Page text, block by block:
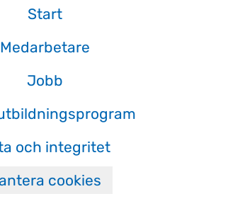
Start
Medarbetare
Jobb
och integritet
cookies